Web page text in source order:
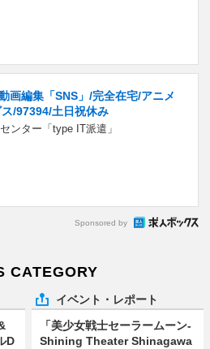
画編集「SNS」/完全在宅/アニメ
/97394/土日祝休み
ンター「type IT派遣」
Sponsored by
CATEGORY
D
イベント・レポート
「美少女戦士セーラームーン-
Shining Theater Shinagawa